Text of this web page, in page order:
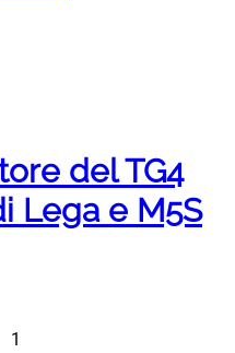
del TG4
Lega e M5S
1